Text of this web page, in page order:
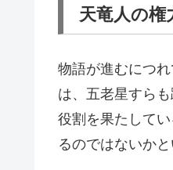
天竜人の権
物語が進むにつ
は、五老星すら
役割を果たして
るのではないか